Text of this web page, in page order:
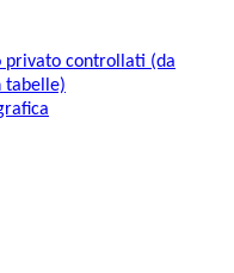
privato controllati (da
tabelle)